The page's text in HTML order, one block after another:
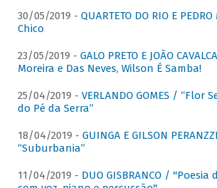
30/05/2019 - QUARTETO DO RIO E
Chico
23/05/2019 - GALO PRETO E JOÃO
Moreira e Das Neves, Wilson É Samba!
25/04/2019 - VERLANDO GOMES / “Flor
do Pé da Serra”
18/04/2019 - GUINGA E GILSON
“Suburbania”
11/04/2019 - DUO GISBRANCO / "Poesia